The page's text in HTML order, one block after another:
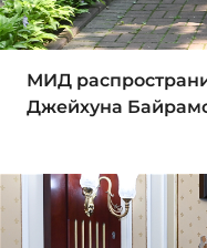
МИД
Джейхуна